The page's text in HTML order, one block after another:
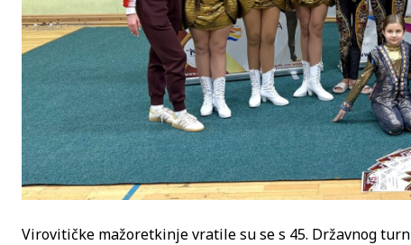
Virovitičke mažoretkinje vratile su se s 45. Državnog